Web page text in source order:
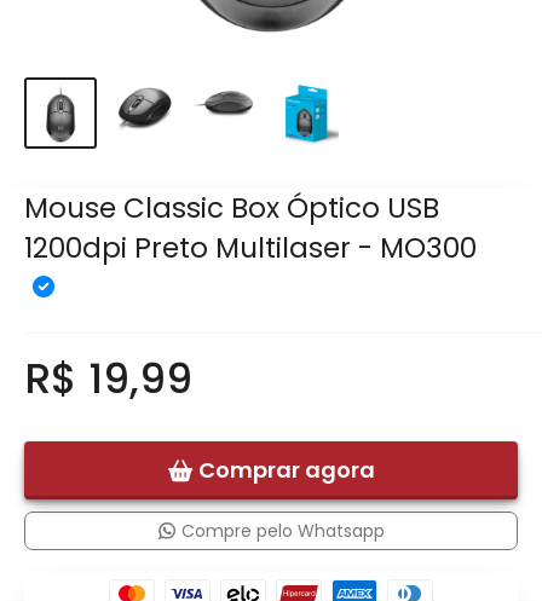
Mouse Classic Box Óptico USB
1200dpi Preto Multilaser - MO300
R$ 19,99
Comprar agora
Compre pelo Whatsapp